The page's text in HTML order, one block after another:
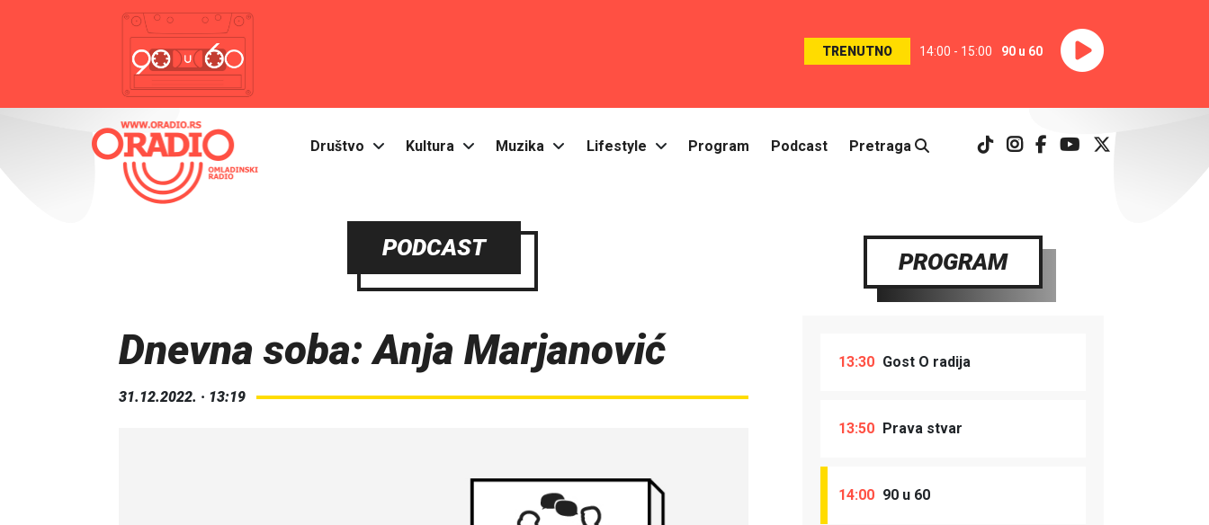
TRENUTNO 14:00 - 15:00 90 u 60
Društvo Kultura Muzika Lifestyle Program Podcast Pretraga
PODCAST
Dnevna soba: Anja Marjanović
31.12.2022. · 13:19
PROGRAM
13:30 Gost O radija
13:50 Prava stvar
14:00 90 u 60